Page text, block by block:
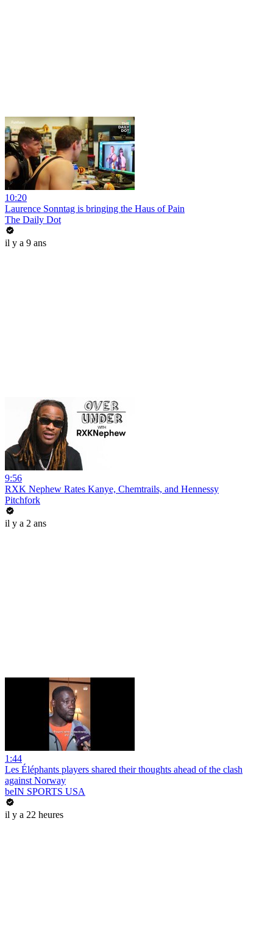
10:20
Laurence Sonntag is bringing the Haus of Pain
The Daily Dot
il y a 9 ans
9:56
RXK Nephew Rates Kanye, Chemtrails, and Hennessy
Pitchfork
il y a 2 ans
1:44
Les Éléphants players shared their thoughts ahead of the clash
against Norway
beIN SPORTS USA
il y a 22 heures